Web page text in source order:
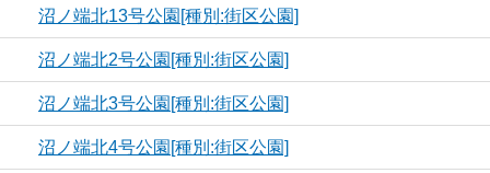
沼ノ端北13号公園[種別:街区公園]
沼ノ端北2号公園[種別:街区公園]
沼ノ端北3号公園[種別:街区公園]
沼ノ端北4号公園[種別:街区公園]